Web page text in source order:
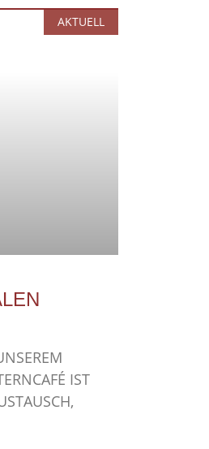
AKTUELL
IST